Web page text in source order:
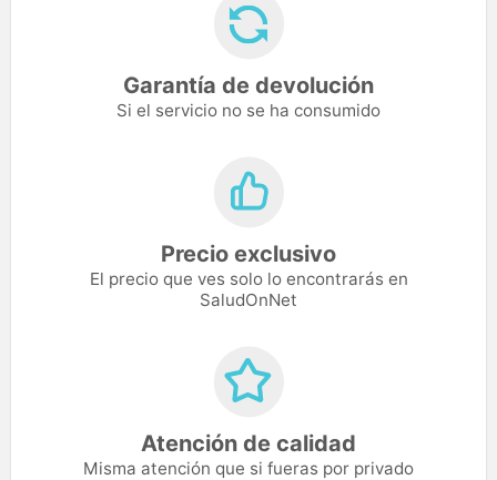
Garantía de devolución
Si el servicio no se ha consumido
Precio exclusivo
El precio que ves solo lo encontrarás en
SaludOnNet
Atención de calidad
Misma atención que si fueras por privado